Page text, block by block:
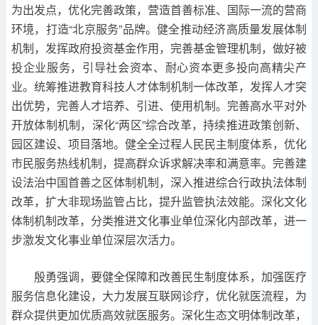
为出发点，优化完善政策，营造首善标准、国际一流的营商
环境，打造“北京服务”品牌。健全推动经济高质量发展体制
机制，发挥政府投资基金作用，完善基金管理机制，做好被
投企业服务，引导社会资本、耐心资本更多投向高精尖产
业。统筹推进教育科技人才体制机制一体改革，发挥人才突
出优势，完善人才培养、引进、使用机制。完善高水平对外
开放体制机制，深化“两区”综合改革，持续推进政策创新、
园区建设、项目落地。健全全过程人民民主制度体系，优化
市民服务热线机制，提高群众诉求解决率和满意率。完善建
设法治中国首善之区体制机制，深入推进综合行政执法体制
改革，扩大非现场监管占比，提升监管执法效能。深化文化
体制机制改革，分类推进文化事业单位深化内部改革，进一
步激发文化事业单位深层次活力。
殷勇强调，要健全保障和改善民生制度体系，加强医疗
服务信息化建设，大力发展互联网诊疗，优化就医流程，为
群众提供更加优质高效就医服务。深化生态文明体制改革，